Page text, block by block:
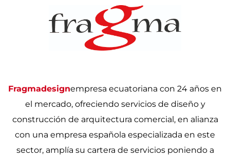
Fragmadesignempresa ecuatoriana con 24 años en
el mercado, ofreciendo servicios de diseño y
construcción de arquitectura comercial, en alianza
con una empresa española especializada en este
sector, amplía su cartera de servicios poniendo a